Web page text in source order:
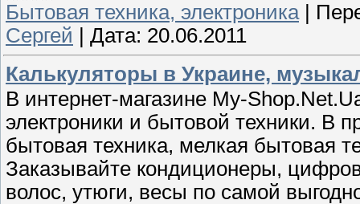
Бытовая техника, электроника|
Сергей
Дата: 20.06.2011
Калькуляторы в Украине,
В интернет-магазине My-
электроники и бытовой техники. В
бытовая техника, мелкая бытовая
Заказывайте кондиционеры,
волос, утюги, весы по самой